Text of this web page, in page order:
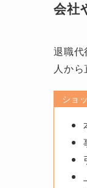
会社
退職
人か
ショ